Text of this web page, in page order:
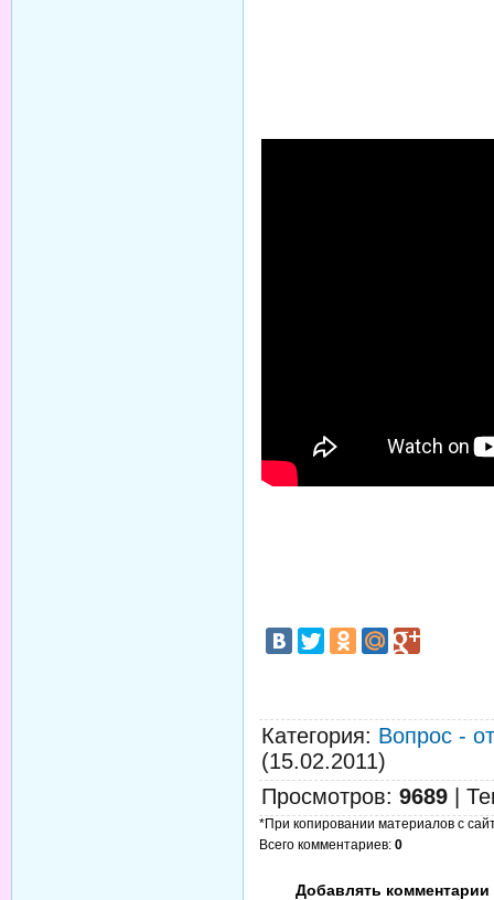
Категория: Вопрос -
(15.02.2011)
Просмотров: 9689
*При копировании материалов с
Всего комментариев: 0
Добавлять комментарии